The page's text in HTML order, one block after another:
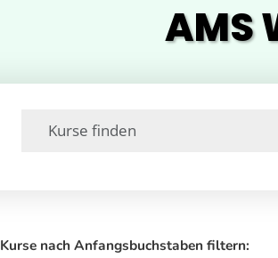
AMS
Kurse nach Anfangsbuchstaben filtern: